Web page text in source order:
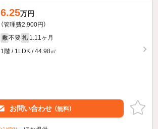
6.25万円
（管理費2,900円）
敷 不要 礼 1.11ヶ月
1階 / 1LDK / 44.98㎡
お問い合わせ （無料）